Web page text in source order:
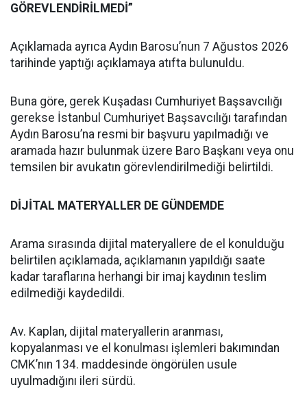
GÖREVLENDİRİLMEDİ”
Açıklamada ayrıca Aydın Barosu’nun 7 Ağustos 2026
tarihinde yaptığı açıklamaya atıfta bulunuldu.
Buna göre, gerek Kuşadası Cumhuriyet Başsavcılığı
gerekse İstanbul Cumhuriyet Başsavcılığı tarafından
Aydın Barosu’na resmi bir başvuru yapılmadığı ve
aramada hazır bulunmak üzere Baro Başkanı veya onu
temsilen bir avukatın görevlendirilmediği belirtildi.
DİJİTAL MATERYALLER DE GÜNDEMDE
Arama sırasında dijital materyallere de el konulduğu
belirtilen açıklamada, açıklamanın yapıldığı saate
kadar taraflarına herhangi bir imaj kaydının teslim
edilmediği kaydedildi.
Av. Kaplan, dijital materyallerin aranması,
kopyalanması ve el konulması işlemleri bakımından
CMK’nın 134. maddesinde öngörülen usule
uyulmadığını ileri sürdü.